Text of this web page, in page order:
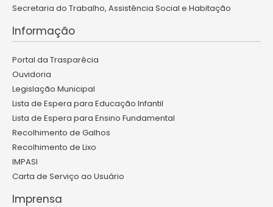
Secretaria do Trabalho, Assistência Social e Habitação
Informação
Portal da Trasparêcia
Ouvidoria
Legislação Municipal
Lista de Espera para Educação Infantil
Lista de Espera para Ensino Fundamental
Recolhimento de Galhos
Recolhimento de Lixo
IMPASI
Carta de Serviço ao Usuário
Imprensa